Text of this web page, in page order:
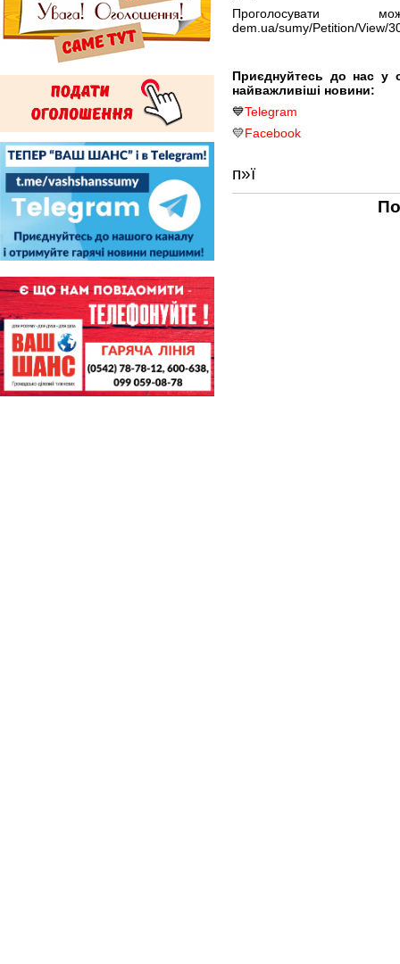
Проголосувати
dem.ua/sumy/Petition/View/
Приєднуйтесь до нас у
найважливіші новини:
💙Telegram
💛Facebook
п»ї